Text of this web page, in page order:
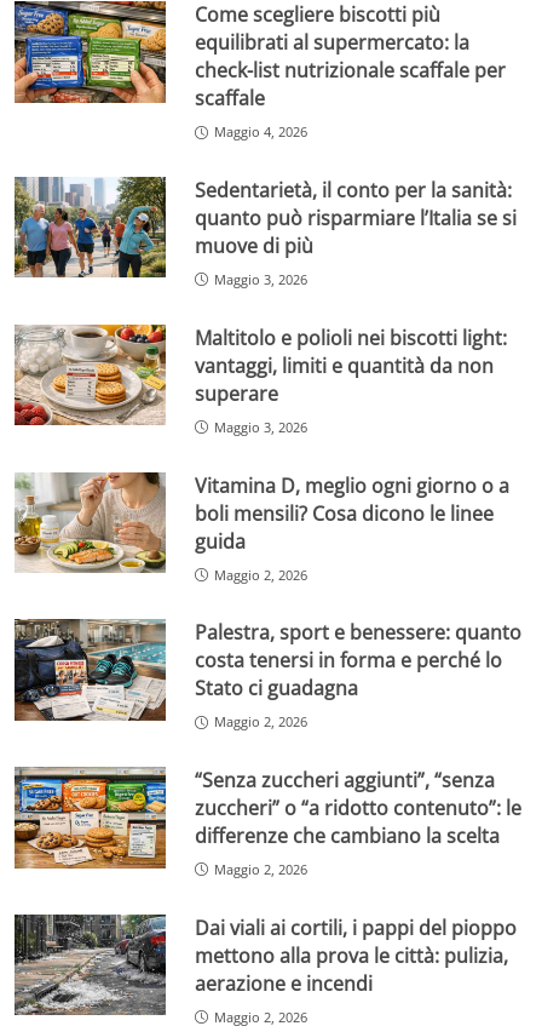
Come scegliere biscotti più
equilibrati al supermercato: la
check-list nutrizionale scaffale per
scaffale
Maggio 4, 2026
Sedentarietà, il conto per la sanità:
quanto può risparmiare l’Italia se si
muove di più
Maggio 3, 2026
Maltitolo e polioli nei biscotti light:
vantaggi, limiti e quantità da non
superare
Maggio 3, 2026
Vitamina D, meglio ogni giorno o a
boli mensili? Cosa dicono le linee
guida
Maggio 2, 2026
Palestra, sport e benessere: quanto
costa tenersi in forma e perché lo
Stato ci guadagna
Maggio 2, 2026
“Senza zuccheri aggiunti”, “senza
zuccheri” o “a ridotto contenuto”: le
differenze che cambiano la scelta
Maggio 2, 2026
Dai viali ai cortili, i pappi del pioppo
mettono alla prova le città: pulizia,
aerazione e incendi
Maggio 2, 2026